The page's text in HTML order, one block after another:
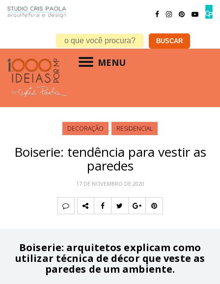
MENU
DECORAÇÃO , RESIDENCIAL
Boiserie: tendência para vestir as
paredes
17 DE NOVEMBRO DE 2020
Boiserie: arquitetos explicam como
utilizar técnica de décor que veste as
paredes de um ambiente.